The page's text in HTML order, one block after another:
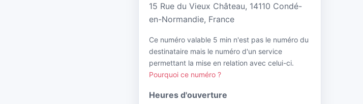
15 Rue du Vieux Château, 14110 Condé-
en-Normandie, France
Ce numéro valable 5 min n'est pas le numéro du
destinataire mais le numéro d'un service
permettant la mise en relation avec celui-ci.
Pourquoi ce numéro ?
Heures d'ouverture